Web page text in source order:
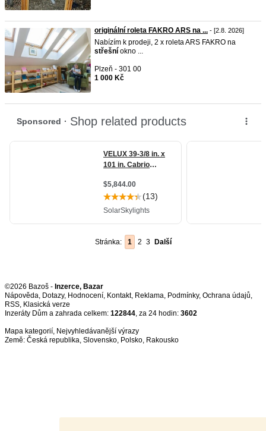
originální roleta FAKRO ARS na ... - [2.8. 2026]
Nabízím k prodeji, 2 x roleta ARS FAKRO na
střešní okno ...
Plzeň - 301 00
1 000 Kč
Stránka: 1 2 3 Další
©2026 Bazoš - Inzerce, Bazar
Nápověda, Dotazy, Hodnocení, Kontakt, Reklama, Podmínky, Ochrana údajů,
RSS,
Inzeráty Dům a zahrada celkem: 122844, za 24 hodin: 3602
Mapa kategorií, Nejvyhledávanější výrazy
Země: Česká republika, Slovensko, Polsko, Rakousko